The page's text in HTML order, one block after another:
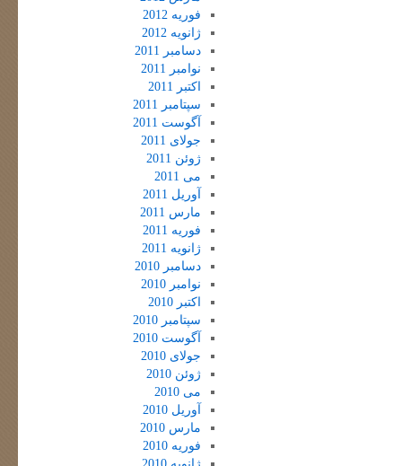
فوریه 2012
ژانویه 2012
دسامبر 2011
نوامبر 2011
اکتبر 2011
سپتامبر 2011
آگوست 2011
جولای 2011
ژوئن 2011
می 2011
آوریل 2011
مارس 2011
فوریه 2011
ژانویه 2011
دسامبر 2010
نوامبر 2010
اکتبر 2010
سپتامبر 2010
آگوست 2010
جولای 2010
ژوئن 2010
می 2010
آوریل 2010
مارس 2010
فوریه 2010